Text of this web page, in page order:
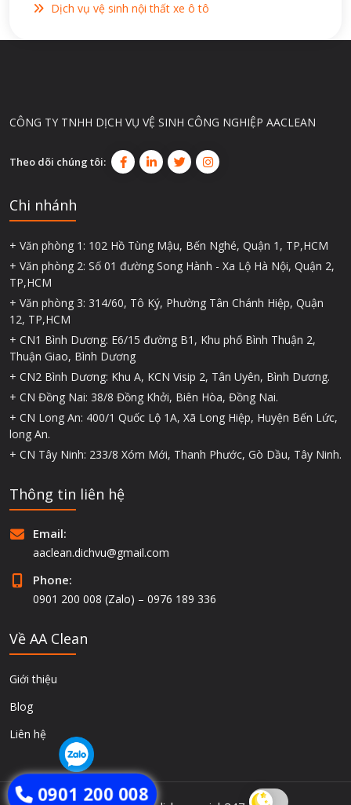
Dịch vụ vệ sinh nội thất xe ô tô
CÔNG TY TNHH DỊCH VỤ VỆ SINH CÔNG NGHIỆP AACLEAN
Theo dõi chúng tôi:
Chi nhánh
+ Văn phòng 1: 102 Hồ Tùng Mậu, Bến Nghé, Quận 1, TP,HCM
+ Văn phòng 2: Số 01 đường Song Hành - Xa Lộ Hà Nội, Quận 2,
TP,HCM
+ Văn phòng 3: 314/60, Tô Ký, Phường Tân Chánh Hiệp, Quận
12, TP,HCM
+ CN1 Bình Dương: E6/15 đường B1, Khu phố Bình Thuận 2,
Thuận Giao, Bình Dương
+ CN2 Bình Dương: Khu A, KCN Visip 2, Tân Uyên, Bình Dương.
+ CN Đồng Nai: 38/8 Đồng Khởi, Biên Hòa, Đồng Nai.
+ CN Long An: 400/1 Quốc Lộ 1A, Xã Long Hiệp, Huyện Bến Lức,
long An.
+ CN Tây Ninh: 233/8 Xóm Mới, Thanh Phước, Gò Dầu, Tây Ninh.
Thông tin liên hệ
Email:
aaclean.dichvu@gmail.com
Phone:
0901 200 008 (Zalo) – 0976 189 336
Về AA Clean
Giới thiệu
Blog
Liên hệ
0901 200 008